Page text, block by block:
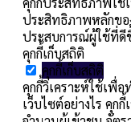
ประสิทธิภาพหลักขอ
ประสบการณ์ผู้ใช้ที่
คุกกี้เก็บสถิติ
คุกกี้เก็บสถิติ
คุกกี้วิเคราะห์ใช้เพื่
เว็บไซต์อย่างไร คุก